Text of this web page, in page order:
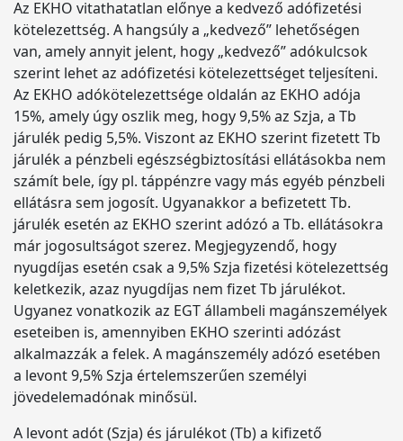
Az EKHO vitathatatlan előnye a kedvező adófizetési
kötelezettség. A hangsúly a „kedvező” lehetőségen
van, amely annyit jelent, hogy „kedvező” adókulcsok
szerint lehet az adófizetési kötelezettséget teljesíteni.
Az EKHO adókötelezettsége oldalán az EKHO adója
15%, amely úgy oszlik meg, hogy 9,5% az Szja, a Tb
járulék pedig 5,5%. Viszont az EKHO szerint fizetett Tb
járulék a pénzbeli egészségbiztosítási ellátásokba nem
számít bele, így pl. táppénzre vagy más egyéb pénzbeli
ellátásra sem jogosít. Ugyanakkor a befizetett Tb.
járulék esetén az EKHO szerint adózó a Tb. ellátásokra
már jogosultságot szerez. Megjegyzendő, hogy
nyugdíjas esetén csak a 9,5% Szja fizetési kötelezettség
keletkezik, azaz nyugdíjas nem fizet Tb járulékot.
Ugyanez vonatkozik az EGT állambeli magánszemélyek
eseteiben is, amennyiben EKHO szerinti adózást
alkalmazzák a felek. A magánszemély adózó esetében
a levont 9,5% Szja értelemszerűen személyi
jövedelemadónak minősül.
A levont adót (Szja) és járulékot (Tb) a kifizető